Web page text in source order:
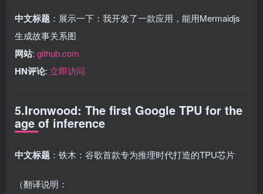
中文标题 ：展示一下：我开发了一款应用，能用Mermaidjs
生成故事关系图
网站: github.com
HN评论: 立即访问
5.Ironwood: The first Google TPU for the
age of inference
中文标题 ：铁木：谷歌首款专为推理时代打造的TPU芯片
（翻译说明：